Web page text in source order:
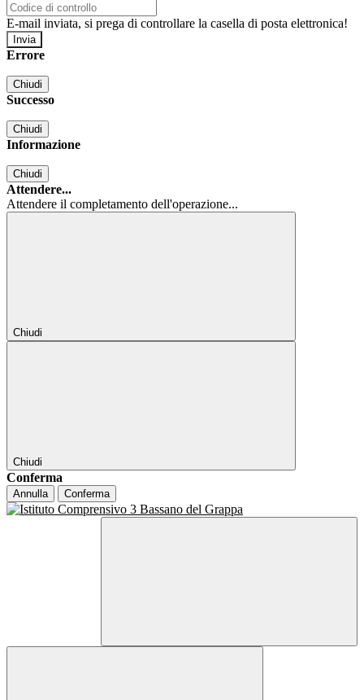
E-mail inviata, si prega di controllare la casella di posta elettronica!
Errore
Chiudi
Successo
Chiudi
Informazione
Chiudi
Attendere...
Attendere il completamento dell'operazione...
Chiudi
Chiudi
Conferma
Annulla Conferma